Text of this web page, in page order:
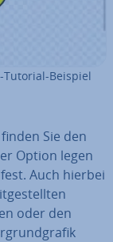
Beispiel
Sie den
Option legen
Auch hierbei
oder den